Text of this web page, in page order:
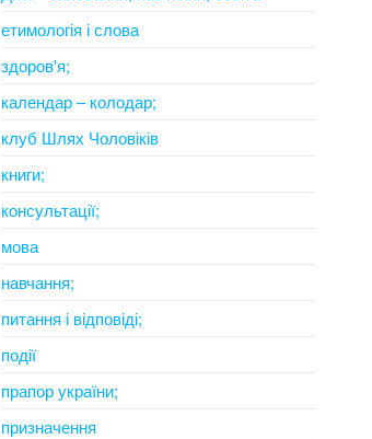
етимологія і слова
здоров'я;
календар – колодар;
клуб Шлях Чоловіків
книги;
консультації;
мова
навчання;
питання і відповіді;
події
прапор україни;
призначення